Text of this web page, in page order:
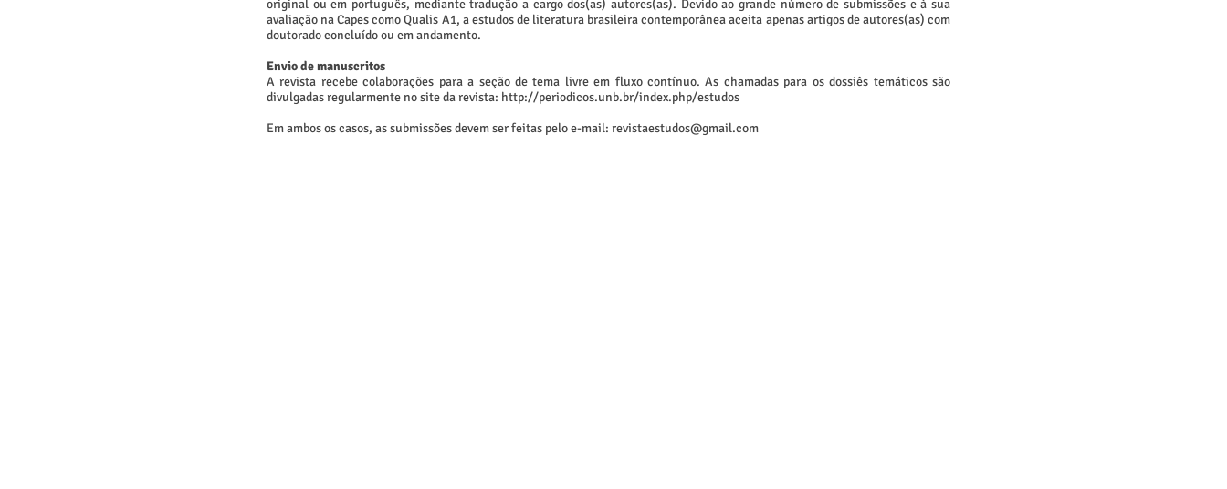
original ou em português, mediante tradução a cargo dos(as) autores(as). Devido ao grande número de submissões e à sua
avaliação na Capes como Qualis A1, a estudos de literatura brasileira contemporânea aceita apenas artigos de autores(as) com
doutorado concluído ou em andamento.
Envio de manuscritos
A revista recebe colaborações para a seção de tema livre em fluxo contínuo. As chamadas para os dossiês temáticos são
divulgadas regularmente no site da revista: http://periodicos.unb.br/index.php/estudos
Em ambos os casos, as submissões devem ser feitas pelo e-mail: revistaestudos@gmail.com